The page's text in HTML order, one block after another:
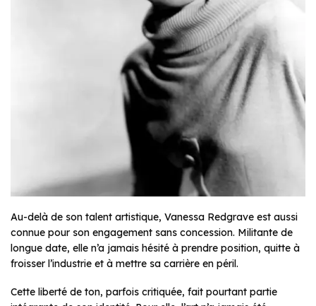
Au-delà de son talent artistique, Vanessa Redgrave est aussi
connue pour son engagement sans concession. Militante de
longue date, elle n’a jamais hésité à prendre position, quitte à
froisser l’industrie et à mettre sa carrière en péril.
Cette liberté de ton, parfois critiquée, fait pourtant partie